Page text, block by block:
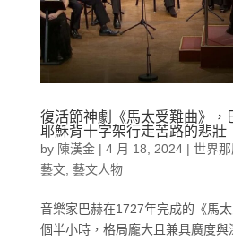
復活節神劇《馬太受難曲》，
耶穌背十字架行走苦路的悲壯
by 陳漢金| 4 月 18, 2024| 世界
藝文, 藝文人物
音樂家巴赫在1727年完成的《馬
個半小時，格局龐大且兼具廣度